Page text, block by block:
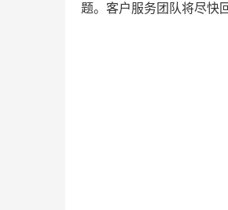
题。客户服务团队将尽快